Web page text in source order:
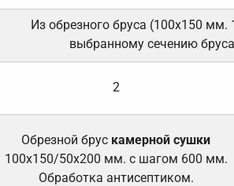
Из обрезного бруса (100х150
выбранному сечению
2
Обрезной брус камерной сушки
100х150/50х200 мм. с шагом 600 мм.
Обработка антисептиком.